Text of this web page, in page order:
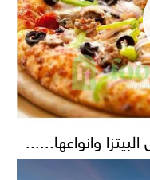
وانواعها......